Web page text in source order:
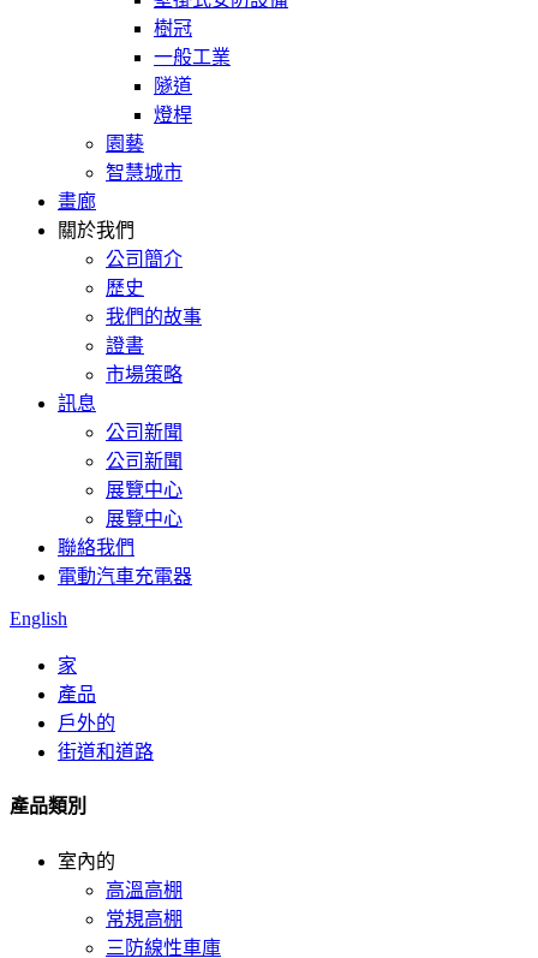
樹冠
一般工業
隧道
燈桿
園藝
智慧城市
畫廊
關於我們
公司簡介
歷史
我們的故事
證書
市場策略
訊息
公司新聞
公司新聞
展覽中心
展覽中心
聯絡我們
電動汽車充電器
English
家
產品
戶外的
街道和道路
產品類別
室內的
高溫高棚
常規高棚
三防線性車庫